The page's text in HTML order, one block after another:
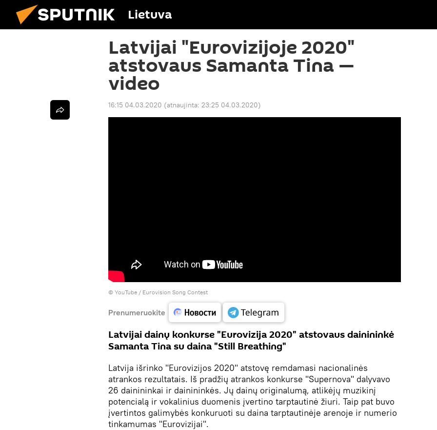
Lietuva
Latvijai "Eurovizijoje 2020"
atstovaus Samanta Tina —
video
16:15 04.03.2020 (atnaujinta: 23:25 04.03.2020)
© YouTube / Eurovision Song Contest
Prenumeruokite
Latvijai dainų konkurse "Eurovizija 2020" atstovaus dainininkė
Samanta Tina su daina "Still Breathing"
Latvija išrinko "Eurovizijos 2020" atstovę remdamasi nacionalinės
atrankos rezultatais. Iš pradžių atrankos konkurse "Supernova" dalyvavo
26 dainininkai ir dainininkės. Jų dainų originalumą, atlikėjų muzikinį
potencialą ir vokalinius duomenis įvertino tarptautinė žiuri. Taip pat buvo
įvertintos galimybės konkuruoti su daina tarptautinėje arenoje ir numerio
tinkamumas "Eurovizijai".